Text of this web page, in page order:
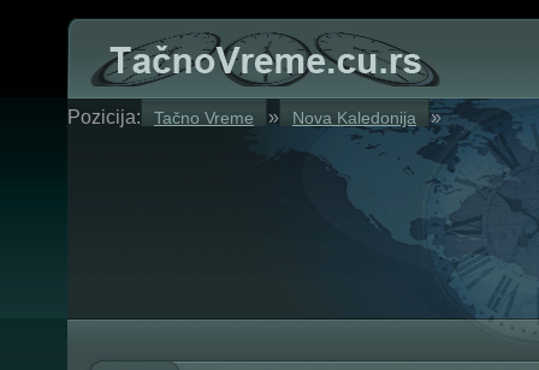
Pozicija: Tačno Vreme » Nova Kaledonija »